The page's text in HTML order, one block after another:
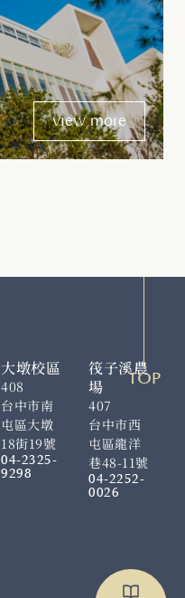
view more
大墩校區
408
台中市南
屯區大墩
18街19號
04-2325-
9298
筏子溪農
場
407
台中市西
屯區龍洋
巷48-11號
04-2252-
0026
TOP